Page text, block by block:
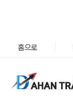
홈으로